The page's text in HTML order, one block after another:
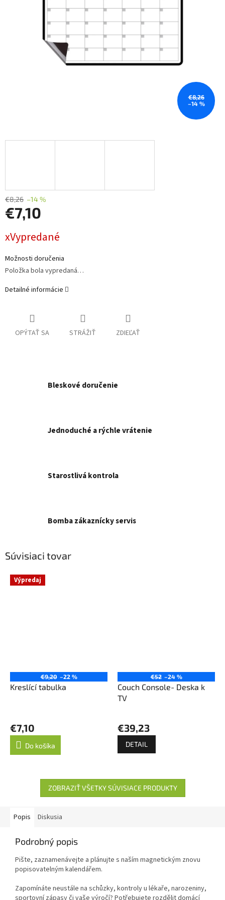
€8,26
–14 %
€8,26 –14 %
€7,10
cena:
xVypredané
Možnosti doručenia
Položka bola vypredaná…
Detailné informácie
OPÝTAŤ SA STRÁŽIŤ ZDIEĽAŤ
Bleskové doručenie
Jednoduché a rýchle vrátenie
Starostlivá kontrola
Bomba zákaznícky servis
Súvisiaci tovar
Výpredaj
€9,20 –22 %
Kreslící tabulka
€7,10
Do košíka
€52 –24 %
Couch Console- Deska k
TV
€39,23
DETAIL
ZOBRAZIŤ VŠETKY SÚVISIACE PRODUKTY
Popis Diskusia
Podrobný popis
Pište, zaznamenávejte a plánujte s naším magnetickým znovu
popisovatelným kalendářem.
Zapomínáte neustále na schůzky, kontroly u lékaře, narozeniny,
sportovní zápasy či vaše výročí? Potřebujete rozdělit domácí